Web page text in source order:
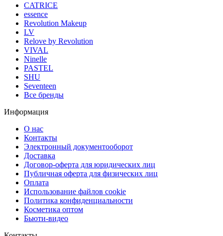
CATRICE
essence
Revolution Makeup
LV
Relove by Revolution
VIVAL
Ninelle
PASTEL
SHU
Seventeen
Все бренды
Информация
О нас
Контакты
Электронный документооборот
Доставка
Договор-оферта для юридических лиц
Публичная оферта для физических лиц
Оплата
Использование файлов cookie
Политика конфиденциальности
Косметика оптом
Бьюти-видео